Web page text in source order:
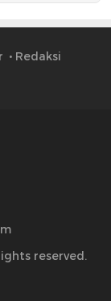
Redaksi
reserved.